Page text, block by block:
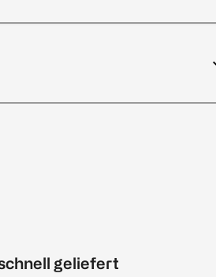
geliefert